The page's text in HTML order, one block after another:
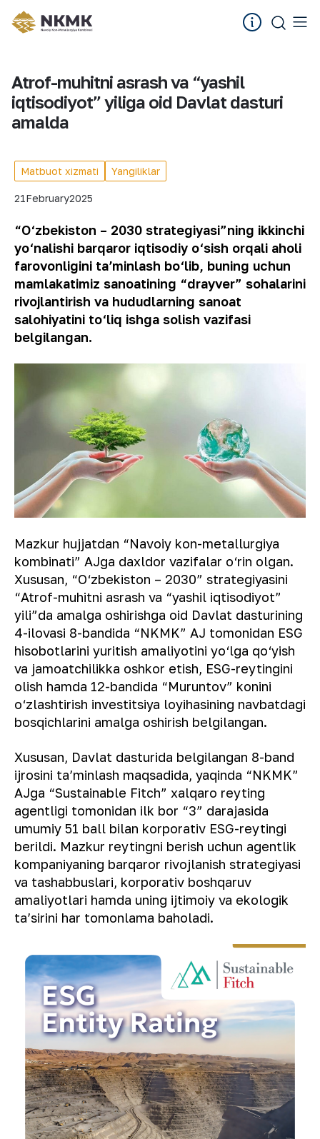
Atrof-muhitni asrash va “yashil
iqtisodiyot” yiliga oid Davlat dasturi
amalda
Matbuot xizmati Yangiliklar
21February2025
“O‘zbekiston – 2030 strategiyasi”ning ikkinchi
yo‘nalishi barqaror iqtisodiy o‘sish orqali aholi
farovonligini taʼminlash bo‘lib, buning uchun
mamlakatimiz sanoatining “drayver” sohalarini
rivojlantirish va hududlarning sanoat
salohiyatini to‘liq ishga solish vazifasi
belgilangan.
Mazkur hujjatdan “Navoiy kon-metallurgiya
kombinati” AJga daxldor vazifalar o‘rin olgan.
Xususan, “O‘zbekiston – 2030” strategiyasini
“Atrof-muhitni asrash va “yashil iqtisodiyot”
yili”da amalga oshirishga oid Davlat dasturining
4-ilovasi 8-bandida “NKMK” AJ tomonidan ESG
hisobotlarini yuritish amaliyotini yo‘lga qo‘yish
va jamoatchilikka oshkor etish, ESG-reytingini
olish hamda 12-bandida “Muruntov” konini
o‘zlashtirish investitsiya loyihasining navbatdagi
bosqichlarini amalga oshirish belgilangan.
Xususan, Davlat dasturida belgilangan 8-band
ijrosini taʼminlash maqsadida, yaqinda “NKMK”
AJga “Sustainable Fitch” xalqaro reyting
agentligi tomonidan ilk bor “3” darajasida
umumiy 51 ball bilan korporativ ESG-reytingi
berildi. Mazkur reytingni berish uchun agentlik
kompaniyaning barqaror rivojlanish strategiyasi
va tashabbuslari, korporativ boshqaruv
amaliyotlari hamda uning ijtimoiy va ekologik
taʼsirini har tomonlama baholadi.